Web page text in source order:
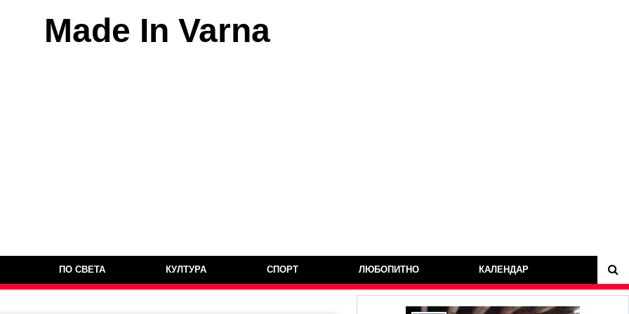
Made In Varna
ПО СВЕТА КУЛТУРА СПОРТ ЛЮБОПИТНО КАЛЕНДАР